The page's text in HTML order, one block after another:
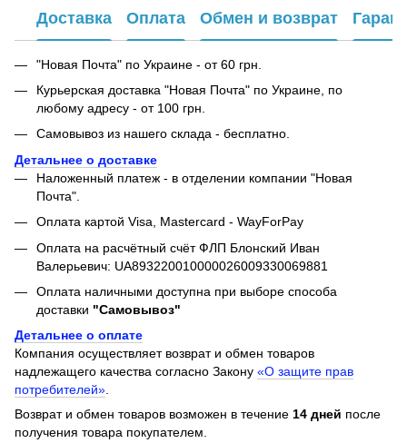
Доставка Оплата Обмен и возврат
"Новая Почта" по Украине - от 60 грн.
Курьерская доставка "Новая Почта" по Украине, по
любому адресу - от 100 грн.
Самовывоз из нашего склада - бесплатно.
Детальнее о доставке
Наложенный платеж - в отделении компании "Новая
Почта".
Оплата картой Visa, Mastercard - WayForPay
Оплата на расчётный счёт ФЛП Блонский Иван
Валерьевич: UA893220010000026009330069881
Оплата наличными доступна при выборе способа
доставки "Самовывоз"
Детальнее о оплате
Компания осуществляет возврат и обмен товаров
надлежащего качества согласно Закону «О защите прав
потребителей».
Возврат и обмен товаров возможен в течение 14 дней после
получения товара покупателем.